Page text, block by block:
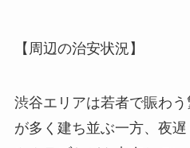
【周辺の治安状況】
渋谷エリアは若者で賑わ
が多く建ち並ぶ一方、夜